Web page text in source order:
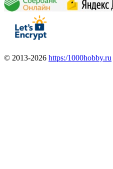
© 2013-2026 https:/1000hobby.ru